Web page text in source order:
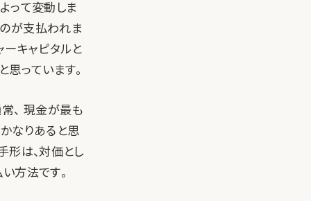
って変動しま
が支払われま
ーキャピタルと
っています。
、 現金が最も
なりあると思
形は、対価とし
方法です。